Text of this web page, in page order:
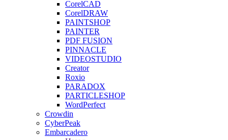
CorelCAD
CorelDRAW
PAINTSHOP
PAINTER
PDF FUSION
PINNACLE
VIDEOSTUDIO
Creator
Roxio
PARADOX
PARTICLESHOP
WordPerfect
Crowdin
CyberPeak
Embarcadero